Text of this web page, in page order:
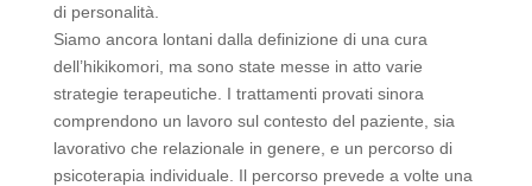
di personalità.
Siamo ancora lontani dalla definizione di una cura
dell’hikikomori, ma sono state messe in atto varie
strategie terapeutiche. I trattamenti provati sinora
comprendono un lavoro sul contesto del paziente, sia
lavorativo che relazionale in genere, e un percorso di
psicoterapia individuale. Il percorso prevede a volte una